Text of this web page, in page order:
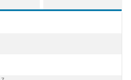
5
5
6 6
godzinie 6
7
7